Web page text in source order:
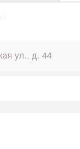
ул., д. 44